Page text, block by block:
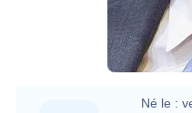
Né le :